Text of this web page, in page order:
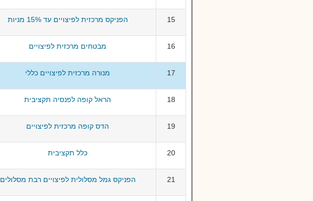
15 הפניקס מרכזית לפיצויים עד 15% מניות
16 מבטחים מרכזית לפיצויים
17 מנורה מרכזית לפיצויים כללי
18 הראל קופה לפנסיה תקציבית
19 הדס קופה מרכזית לפיצויים
20 כלל תקציבית
21 הפניקס גמל מסלולית לפיצויים רבת מסלולים